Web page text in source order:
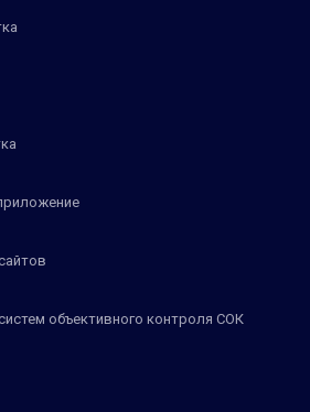
объективного контроля СОК